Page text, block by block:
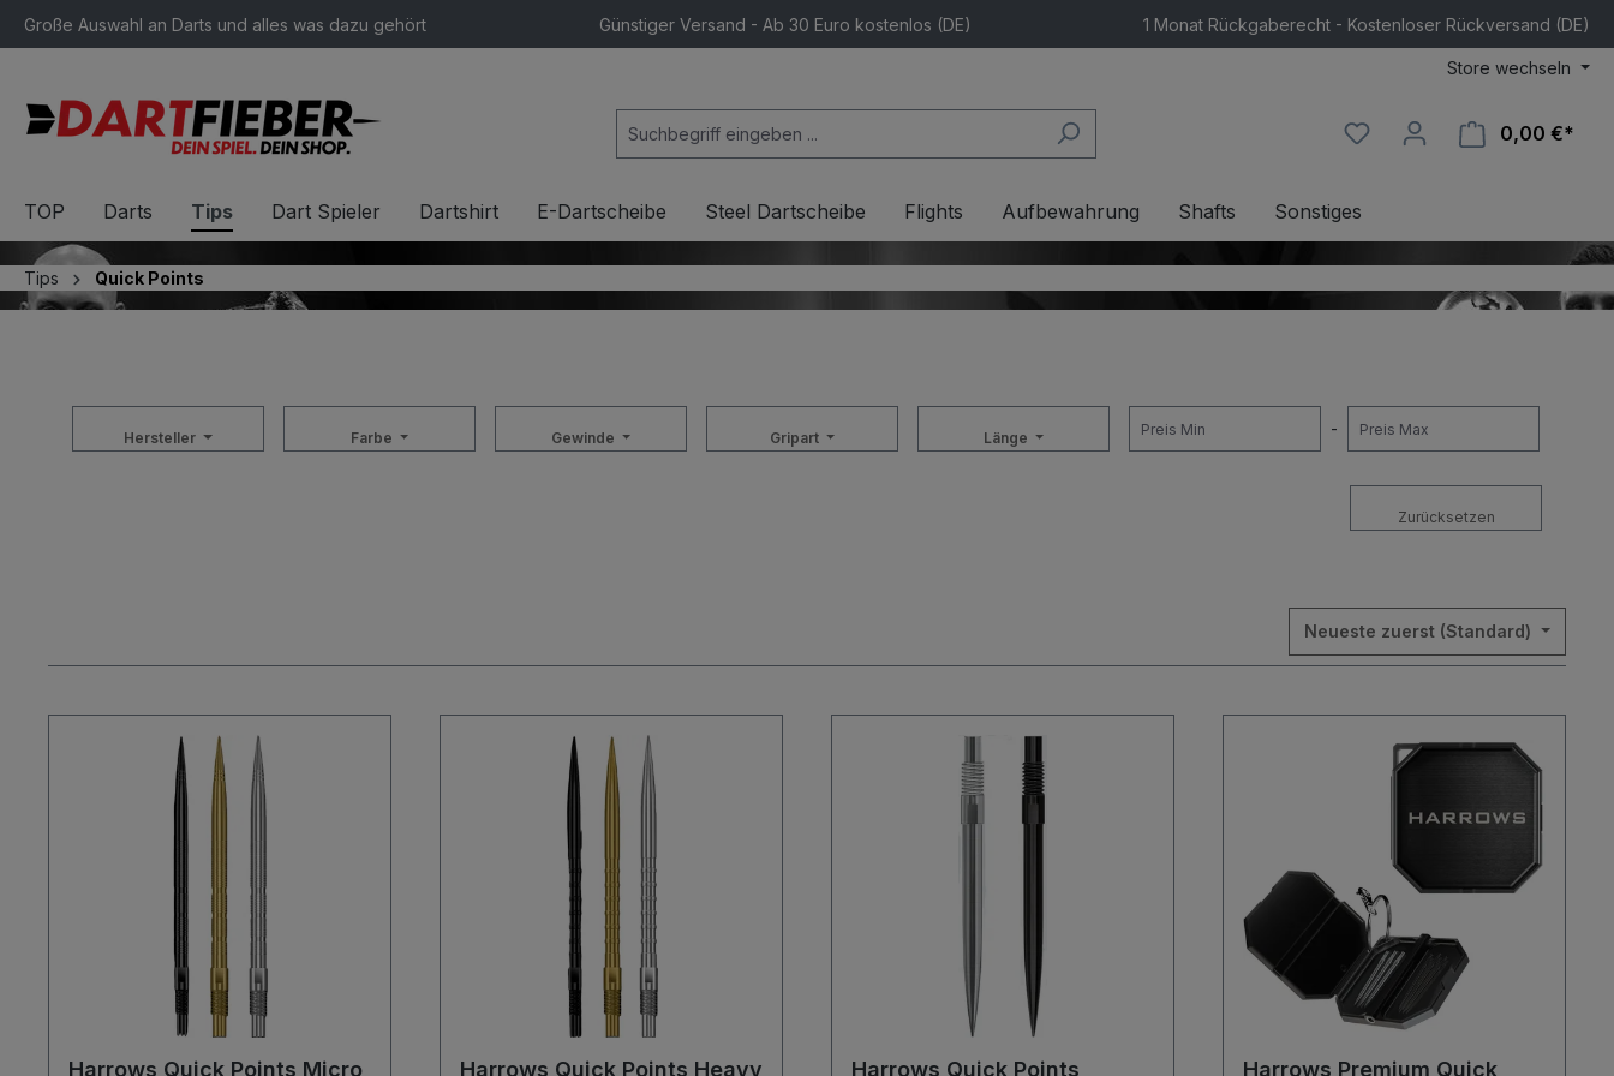
Zur Hauptnavigation springen
Große Auswahl an Darts und alles was dazu gehört Günstiger Versand - Ab 30 Euro kostenlos (DE) 1 Monat Rückgaberecht - Kostenloser Rückversand (DE)
Store wechseln
0,00 €*
TOP Darts Tips Dart Spieler Dartshirt E-Dartscheibe Steel Dartscheibe Flights Aufbewahrung Shafts Sonstiges
Tips Quick Points
Hersteller Farbe Gewinde Gripart Länge -
Zurücksetzen
Neueste zuerst (Standard)
Harrows Quick Points Micro
Harrows Quick Points Heavy
Harrows Quick Points
Harrows Premium Quick